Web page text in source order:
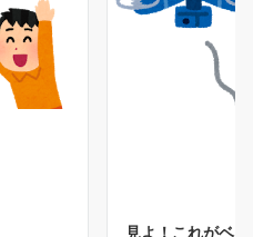
見よ！これがベ